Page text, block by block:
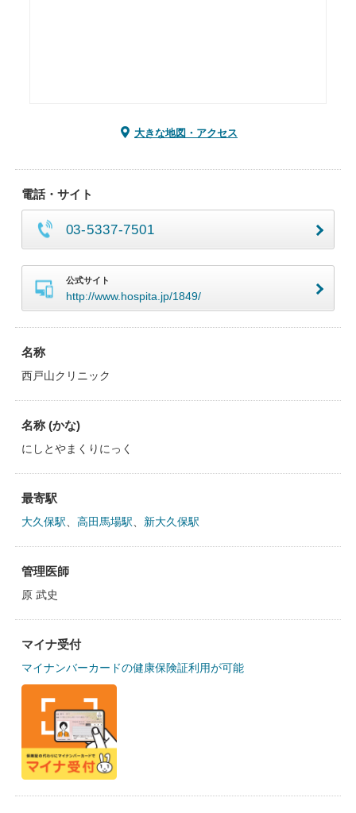
大きな地図・アクセス
電話・サイト
03-5337-7501
公式サイト
http://www.hospita.jp/1849/
名称
西戸山クリニック
名称 (かな)
にしとやまくりにっく
最寄駅
大久保駅 高田馬場駅 新大久保駅
管理医師
原 武史
マイナ受付
マイナンバーカードの健康保険証利用が可能